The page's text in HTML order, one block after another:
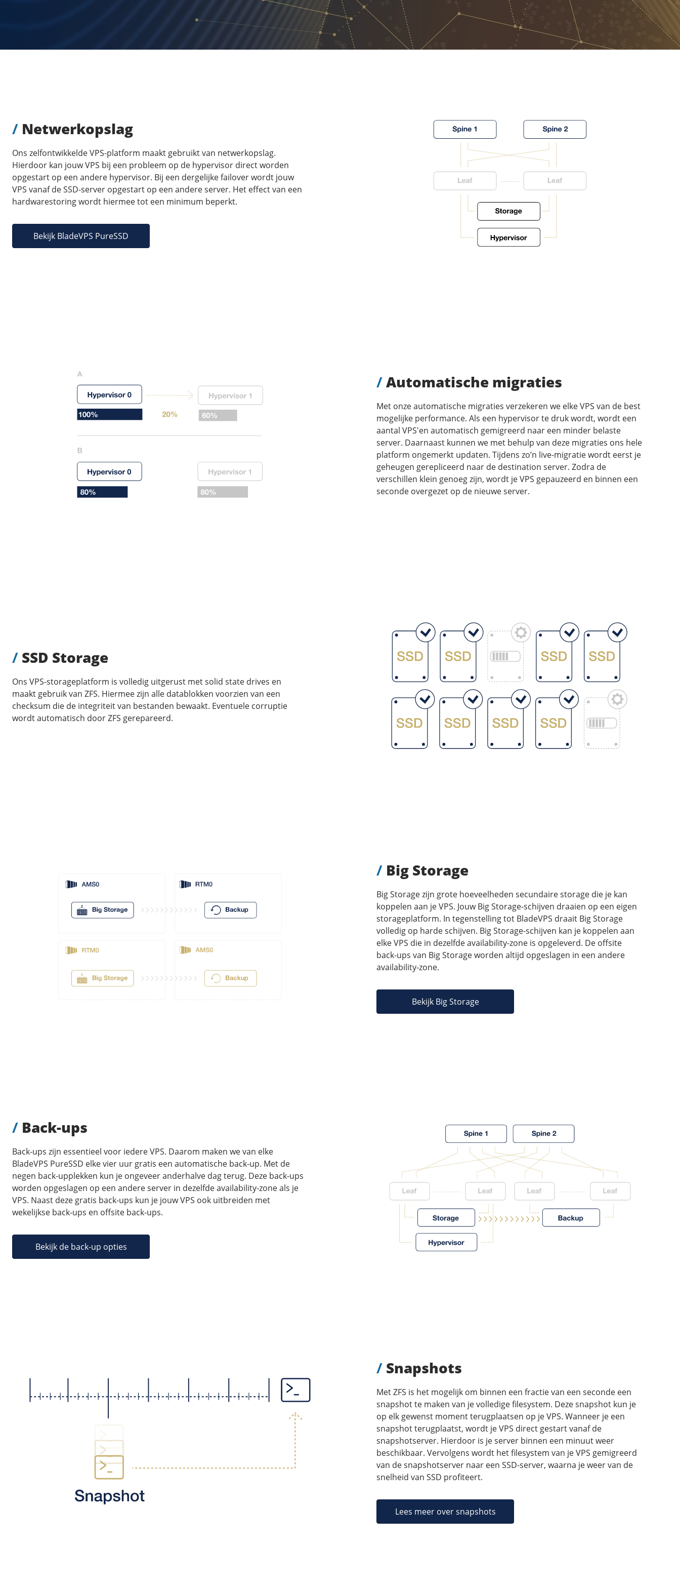
/ Netwerkopslag
Ons zelfontwikkelde VPS-platform maakt gebruikt van netwerkopslag.
Hierdoor kan jouw VPS bij een probleem op de hypervisor direct worden
opgestart op een andere hypervisor. Bij een dergelijke failover wordt jouw
VPS vanaf de SSD-server opgestart op een andere server. Het effect van een
hardwarestoring wordt hiermee tot een minimum beperkt.
Bekijk BladeVPS PureSSD
/Automatische migraties
Met onze automatische migraties verzekeren we elke VPS van de best
mogelijke performance. Als een hypervisor te druk wordt, wordt een
aantal VPS'en automatisch gemigreerd naar een minder belaste
server. Daarnaast kunnen we met behulp van deze migraties ons hele
platform ongemerkt updaten. Tijdens zo’n live-migratie wordt eerst je
geheugen gerepliceerd naar de destination server. Zodra de
verschillen klein genoeg zijn, wordt je VPS gepauzeerd en binnen een
seconde overgezet op de nieuwe server.
/ SSD Storage
Ons VPS-storageplatform is volledig uitgerust met solid state drives en
maakt gebruik van ZFS. Hiermee zijn alle datablokken voorzien van een
checksum die de integriteit van bestanden bewaakt. Eventuele corruptie
wordt automatisch door ZFS gerepareerd.
/ Big Storage
Big Storage zijn grote hoeveelheden secundaire storage die je kan
koppelen aan je VPS. Jouw Big Storage-schijven draaien op een eigen
storageplatform. In tegenstelling tot BladeVPS draait Big Storage
volledig op harde schijven. Big Storage-schijven kan je koppelen aan
elke VPS die in dezelfde availability-zone is opgeleverd. De offsite
back-ups van Big Storage worden altijd opgeslagen in een andere
availability-zone.
Bekijk Big Storage
/ Back-ups
Back-ups zijn essentieel voor iedere VPS. Daarom maken we van elke
BladeVPS PureSSD elke vier uur gratis een automatische back-up. Met de
negen back-upplekken kun je ongeveer anderhalve dag terug. Deze back-ups
worden opgeslagen op een andere server in dezelfde availability-zone als je
VPS. Naast deze gratis back-ups kun je jouw VPS ook uitbreiden met
wekelijkse back-ups en offsite back-ups.
Bekijk de back-up opties
/ Snapshots
Met ZFS is het mogelijk om binnen een fractie van een seconde een
snapshot te maken van je volledige filesystem. Deze snapshot kun je
op elk gewenst moment terugplaatsen op je VPS. Wanneer je een
snapshot terugplaatst, wordt je VPS direct gestart vanaf de
snapshotserver. Hierdoor is je server binnen een minuut weer
beschikbaar. Vervolgens wordt het filesystem van je VPS gemigreerd
van de snapshotserver naar een SSD-server, waarna je weer van de
snelheid van SSD profiteert.
Lees meer over snapshots